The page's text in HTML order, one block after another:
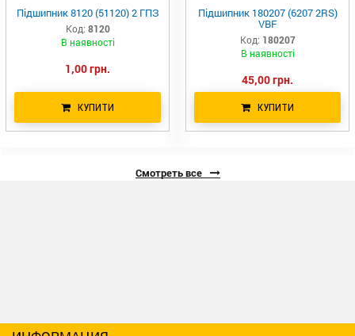
Підшипник 8120 (51120) 2 ГПЗ
Код: 8120
В наявності
1,00 грн.
КУПИТИ
Підшипник 180207 (6207 2RS)
VBF
Код: 180207
В наявності
45,00 грн.
КУПИТИ
Смотреть все